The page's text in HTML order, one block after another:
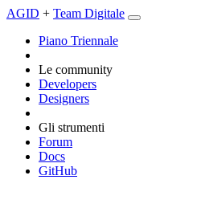
AGID + Team Digitale
Piano Triennale
Le community
Developers
Designers
Gli strumenti
Forum
Docs
GitHub